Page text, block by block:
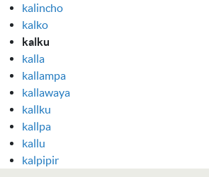
kalincho
kalko
kalku
kalla
kallampa
kallawaya
kallku
kallpa
kallu
kalpipir